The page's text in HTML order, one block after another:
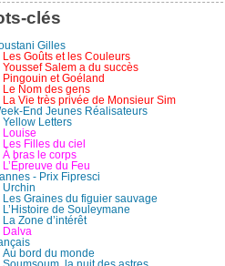
clés
Gilles
Les Goûts et les Couleurs
Youssef Salem a du succès
Pingouin et Goéland
Le Nom des gens
La Vie très privée de Monsieur Sim
End Jeunes Réalisateurs
Yellow Letters
Louise
Les Filles du ciel
À bras le corps
L’Épreuve du Feu
- Prix Fipresci
Urchin
Les Graines du figuier sauvage
L’Histoire de Souleymane
La Zone d’intérêt
Dalva
Au bord du monde